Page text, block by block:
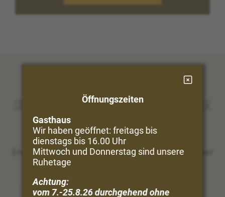
Sie träumen vom Urlaub in Bergen und Natur
Perfekt!
Erwandern Sie direkt vom Hof aus die Vinschgauer
UNSERE VIELFALT
Öffnungszeiten
Gasthaus
Wir haben geöffnet: freitags bis
dienstags bis 16.00 Uhr
Mittwoch und Donnerstag sind unsere
Ruhetage
Achtung:
vom 7.-25.8.26 durchgehend ohne